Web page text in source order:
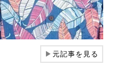
▶元記事を見る